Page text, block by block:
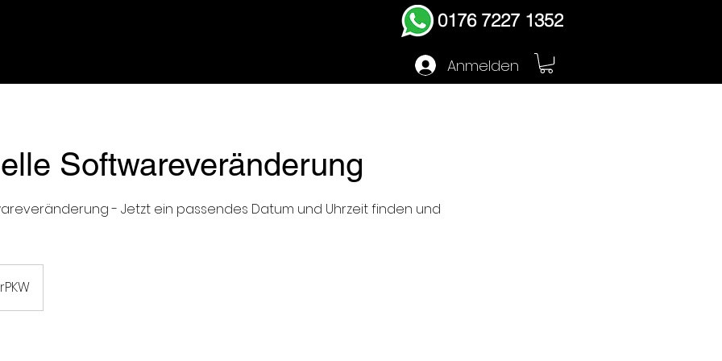
0176 7227 1352
Anmelden
Softwareveränderung
- Jetzt ein passendes Datum und Uhrzeit finden und